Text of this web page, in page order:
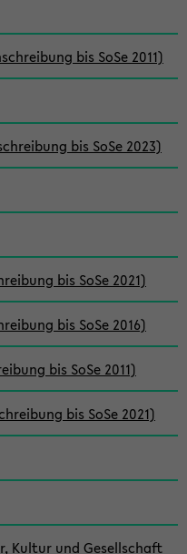
bis SoSe 2011)
bis SoSe 2023)
bis SoSe 2021)
bis SoSe 2016)
bis SoSe 2011)
bis SoSe 2021)
Kultur und Gesellschaft